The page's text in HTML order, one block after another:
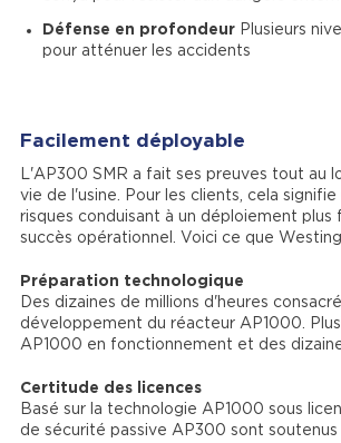
Défense en profondeurPlusieurs
pour atténuer les accidents
Facilement déployable
L'AP300 SMR a fait ses preuves tout au
vie de l'usine. Pour les clients, cela
risques conduisant à un déploiement plus
succès opérationnel. Voici ce que
Préparation technologique
Des dizaines de millions d'heures
développement du réacteur AP1000.
AP1000 en fonctionnement et des
Certitude des licences
Basé sur la technologie AP1000 sous
de sécurité passive AP300 sont